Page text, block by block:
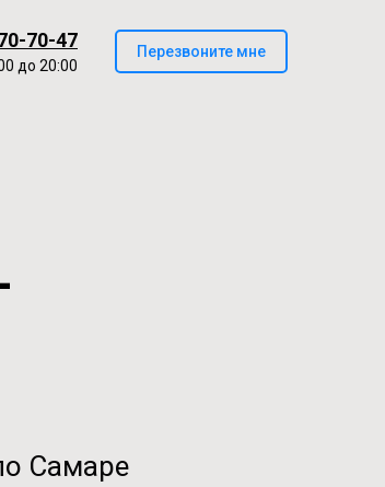
70-47
до 20:00
Перезвоните мне
Самаре